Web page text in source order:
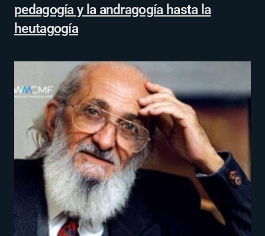
pedagogía y la andragogía hasta la
heutagogía